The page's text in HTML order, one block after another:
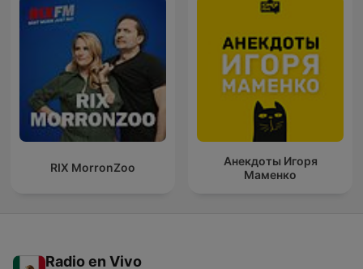
RIX MorronZoo
Анекдоты Игоря
Маменко
Radio en Vivo